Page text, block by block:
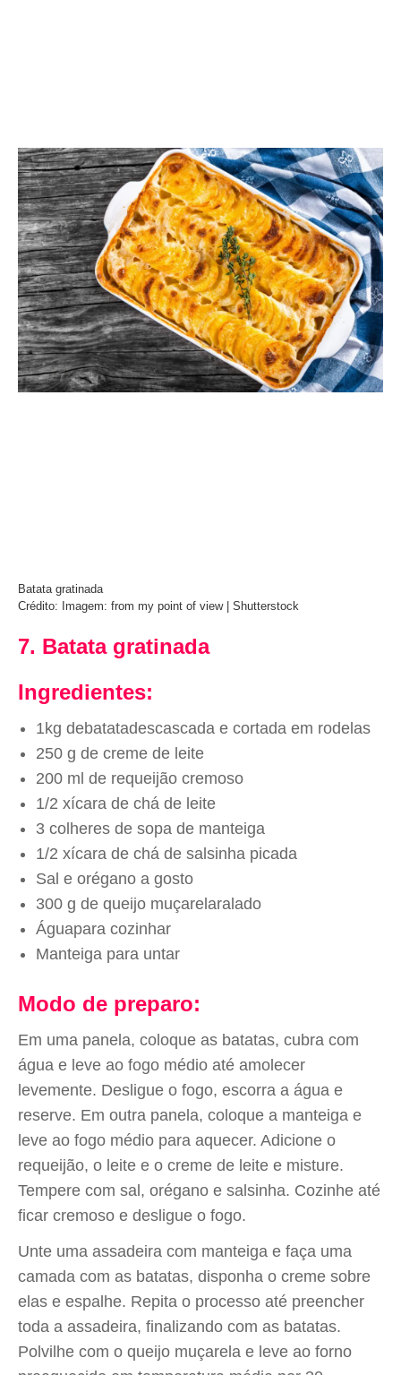
Batata gratinada
Crédito: Imagem: from my point of view | Shutterstock
7. Batata gratinada
Ingredientes:
1kg debatatadescascada e cortada em rodelas
250 g de creme de leite
200 ml de requeijão cremoso
1/2 xícara de chá de leite
3 colheres de sopa de manteiga
1/2 xícara de chá de salsinha picada
Sal e orégano a gosto
300 g de queijo muçarelaralado
Águapara cozinhar
Manteiga para untar
Modo de preparo:
Em uma panela, coloque as batatas, cubra com
água e leve ao fogo médio até amolecer
levemente. Desligue o fogo, escorra a água e
reserve. Em outra panela, coloque a manteiga e
leve ao fogo médio para aquecer. Adicione o
requeijão, o leite e o creme de leite e misture.
Tempere com sal, orégano e salsinha. Cozinhe até
ficar cremoso e desligue o fogo.
Unte uma assadeira com manteiga e faça uma
camada com as batatas, disponha o creme sobre
elas e espalhe. Repita o processo até preencher
toda a assadeira, finalizando com as batatas.
Polvilhe com o queijo muçarela e leve ao forno